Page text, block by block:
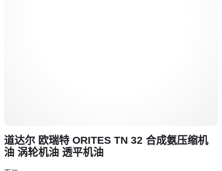
道达尔 欧瑞特 ORITES TN 32 合成氨压缩机
油 涡轮机油 透平机油